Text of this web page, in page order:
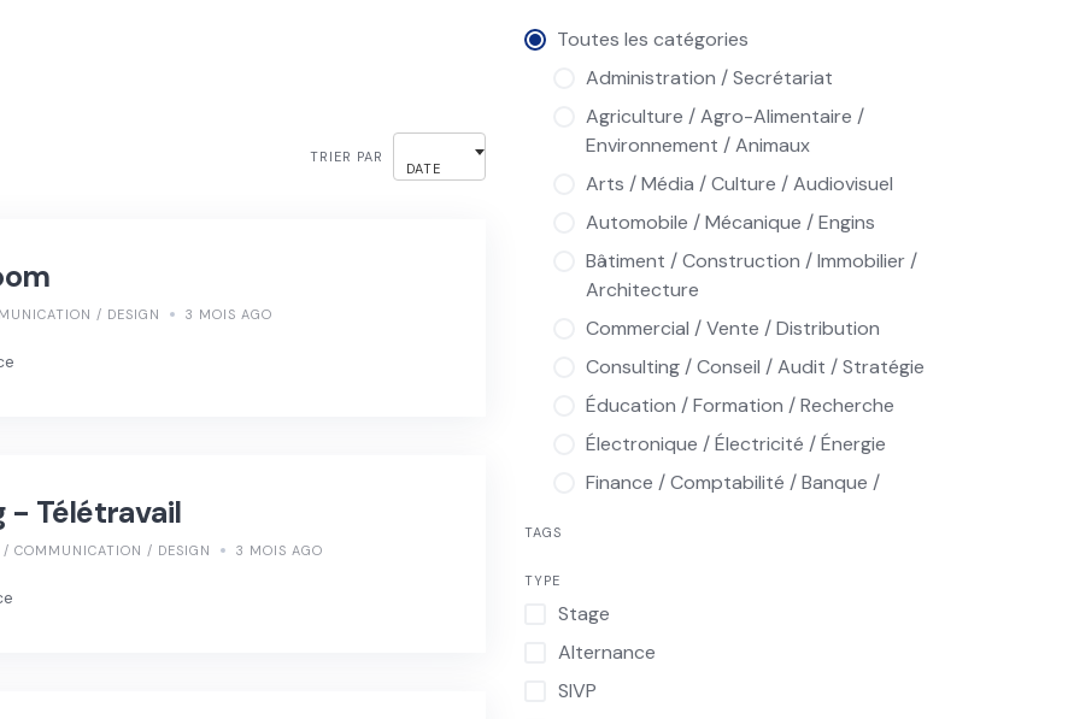
TRIER PAR
DATE
/ DESIGN 3 MOIS AGO
- Télétravail
/ COMMUNICATION / DESIGN 3 MOIS AGO
Toutes les catégories
Administration / Secrétariat
Agriculture / Agro-Alimentaire /
Environnement / Animaux
Arts / Média / Culture / Audiovisuel
Automobile / Mécanique / Engins
Bâtiment / Construction / Immobilier /
Architecture
Commercial / Vente / Distribution
Consulting / Conseil / Audit / Stratégie
Éducation / Formation / Recherche
Électronique / Électricité / Énergie
Finance / Comptabilité / Banque /
Informatique / Multimédia / Télécoms
Ingénierie / Industrie / Production /
Qualité / Maintenance
TAGS
TYPE
Stage
Alternance
SIVP